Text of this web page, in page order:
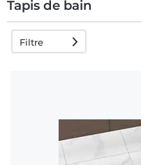
Tapis de bain
garanti 30
Filtre